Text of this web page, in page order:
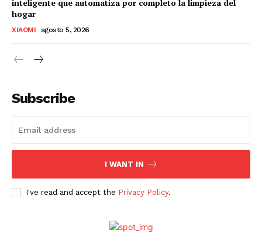
inteligente que automatiza por completo la limpieza del
hogar
XIAOMI agosto 5, 2026
Subscribe
I WANT IN
I've read and accept the Privacy Policy.